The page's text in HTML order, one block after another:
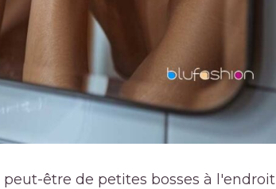
être de petites bosses à l'endroit